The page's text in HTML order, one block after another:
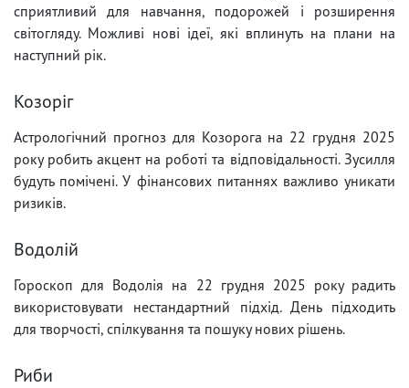
сприятливий для навчання, подорожей і розширення
світогляду. Можливі нові ідеї, які вплинуть на плани на
наступний рік.
Козоріг
Астрологічний прогноз для Козорога на 22 грудня 2025
року робить акцент на роботі та відповідальності. Зусилля
будуть помічені. У фінансових питаннях важливо уникати
ризиків.
Водолій
Гороскоп для Водолія на 22 грудня 2025 року радить
використовувати нестандартний підхід. День підходить
для творчості, спілкування та пошуку нових рішень.
Риби